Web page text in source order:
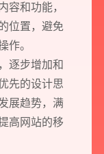
容和功能，
位置，避免
作。
逐步增加和
先的设计思
展趋势，满
高网站的移